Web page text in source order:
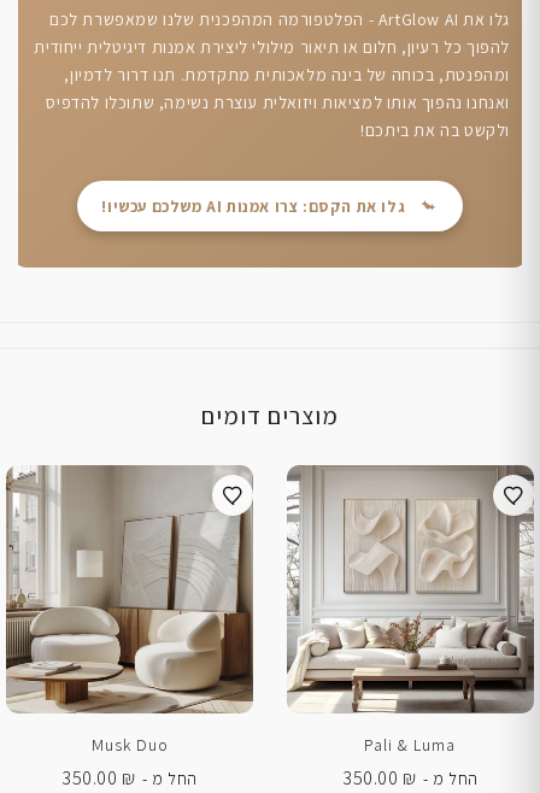
גלו את ArtGlow AI - הפלטפורמה המהפכנית שלנו שמאפשרת לכם
להפוך כל רעיון, חלום או תיאור מילולי ליצירת אמנות דיגיטלית ייחודית
ומהפנטת, בכוחה של בינה מלאכותית מתקדמת. תנו דרור לדמיון,
ואנחנו נהפוך אותו למציאות ויזואלית עוצרת נשימה, שתוכלו להדפיס
ולקשט בה את ביתכם!
גלו את הקסם: צרו אמנות AI משלכם עכשיו!
מוצרים דומים
Pali & Luma
החל מ -
350.00 ₪
Musk Duo
החל מ -
350.00 ₪